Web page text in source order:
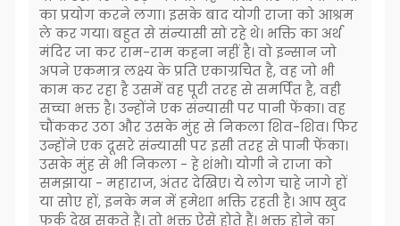
का प्रयोग करने लगा। इसके बाद योगी राजा को आश्रम
ले कर गया। बहुत से संन्यासी सो रहे थे। भक्ति का अर्थ
मंदिर जा कर राम-राम कहना नहीं है। वो इन्सान जो
अपने एकमात्र लक्ष्य के प्रति एकाग्रचित है, वह जो भी
काम कर रहा है उसमें वह पूरी तरह से समर्पित है, वही
सच्चा भक्त है। उन्होंने एक संन्यासी पर पानी फेंका। वह
चौंककर उठा और उसके मुंह से निकला शिव-शिव। फिर
उन्होंने एक दूसरे संन्यासी पर इसी तरह से पानी फेंका।
उसके मुंह से भी निकला - हे शंभो। योगी ने राजा को
समझाया - महाराज, अंतर देखिए। ये लोग चाहे जागे हों
या सोए हों, इनके मन में हमेशा भक्ति रहती है। आप खुद
फर्क देख सकते हैं। तो भक्त ऐसे होते हैं। भक्त होने का